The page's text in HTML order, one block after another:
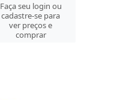
Faça seu login ou
cadastre-se para
ver preços e
comprar